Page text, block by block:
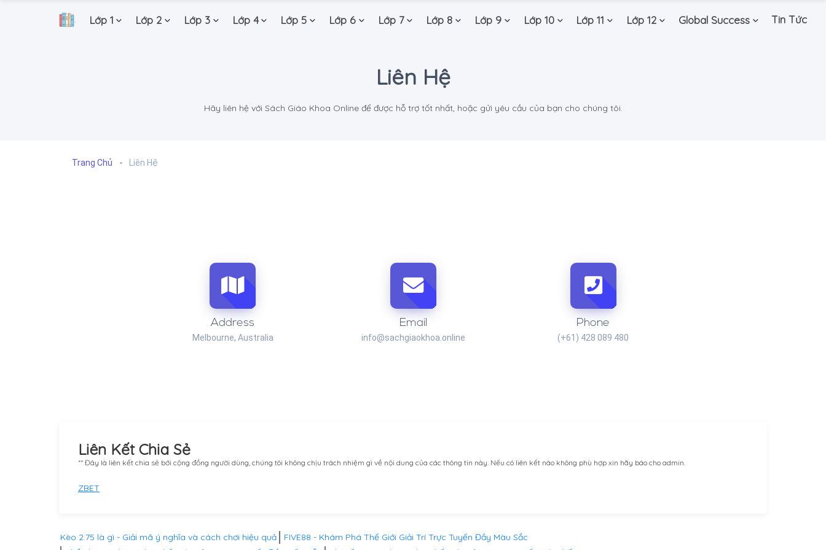
. Lớp 1 Lớp 2 Lớp 3 Lớp 4 Lớp 5 Lớp 6 Lớp 7 Lớp 8 Lớp 9 Lớp 10 Lớp 11 Lớp 12 Global Success Tin Tức
Liên Hệ
Hãy liên hệ với Sách Giáo Khoa Online để được hỗ trợ tốt nhất, hoặc gửi yêu cầu của bạn cho chúng tôi.
Trang Chủ Liên Hệ
Address
Melbourne, Australia
Email
info@sachgiaokhoa.online
Phone
(+61) 428 089 480
Liên Kết Chia Sẻ
** Đây là liên kết chia sẻ bới cộng đồng người dùng, chúng tôi không chịu trách nhiệm gì về nội dung của các thông tin này. Nếu có liên kết nào không phù hợp xin hãy báo cho admin.
ZBET
Kèo 2.75 là gì - Giải mã ý nghĩa và cách chơi hiệu quả
FIVE88 - Khám Phá Thế Giới Giải Trí Trực Tuyến Đầy Màu Sắc